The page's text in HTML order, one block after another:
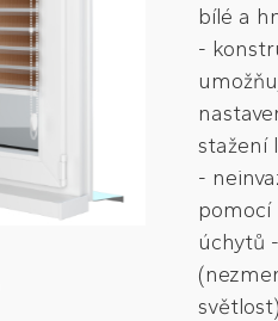
bílé a
-
stažení
-
pomocí
úchytů